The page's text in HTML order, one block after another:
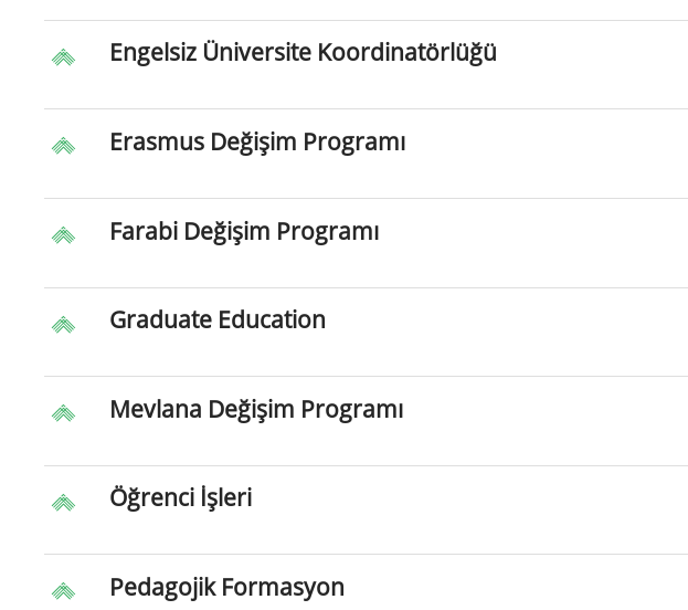
Engelsiz Üniversite Koordinatörlüğü
Erasmus Değişim Programı
Farabi Değişim Programı
Graduate Education
Mevlana Değişim Programı
Öğrenci İşleri
Pedagojik Formasyon